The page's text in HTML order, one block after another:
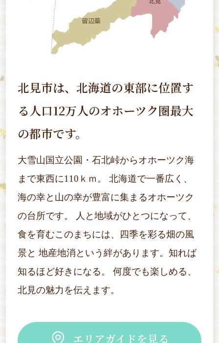
北見市は、北海道の東部に位置す
る 人口12万人のオホーツク圏最大
の都市です。
大雪山国立公園・石北峠からオホーツク海
まで東西に110ｋｍ。 北海道で一番広く、
海の幸と山の幸が豊富に集まるオホーツク
の台所です。
人と地域がひとつになって、
食を育むこのまちには、四季を彩る畑の風
景と 地産地消という絆があります。知れば
知るほど好きになる。 何度でも楽しめる、
北見の魅力を伝えます。
エリアガイドを見る